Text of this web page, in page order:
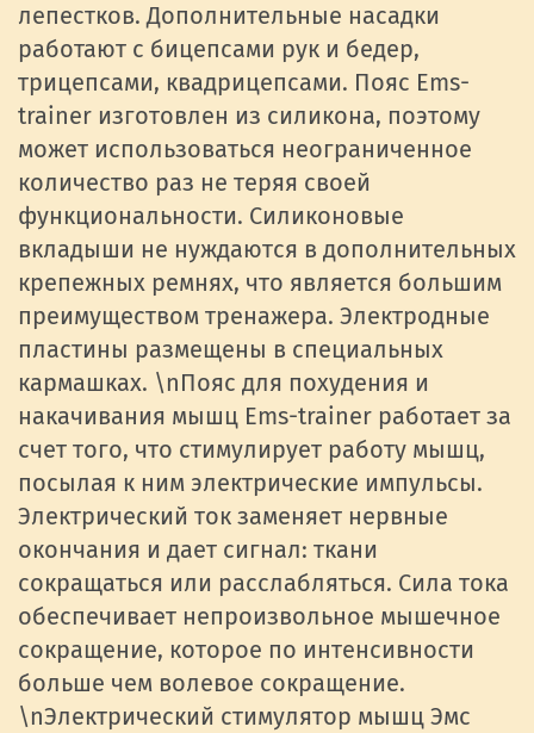
лепестков. Дополнительные насадки
работают с бицепсами рук и бедер,
трицепсами, квадрицепсами. Пояс Ems-
trainer изготовлен из силикона, поэтому
может использоваться неограниченное
количество раз не теряя своей
функциональности. Силиконовые
вкладыши не нуждаются в дополнительных
крепежных ремнях, что является большим
преимуществом тренажера. Электродные
пластины размещены в специальных
кармашках. \nПояс для похудения и
накачивания мышц Ems-trainer работает за
счет того, что стимулирует работу мышц,
посылая к ним электрические импульсы.
Электрический ток заменяет нервные
окончания и дает сигнал: ткани
сокращаться или расслабляться. Сила тока
обеспечивает непроизвольное мышечное
сокращение, которое по интенсивности
больше чем волевое сокращение.
\nЭлектрический стимулятор мышц Эмс